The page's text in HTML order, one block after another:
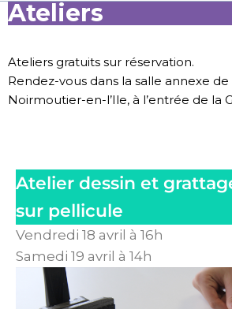
Ateliers
Ateliers gratuits sur réservation.
Rendez-vous dans la salle annexe
Noirmoutier-en-l’Ile, à l’entrée de la
Atelier dessin et
sur pellicule
Vendredi 18 avril à 16h
Samedi 19 avril à 14h